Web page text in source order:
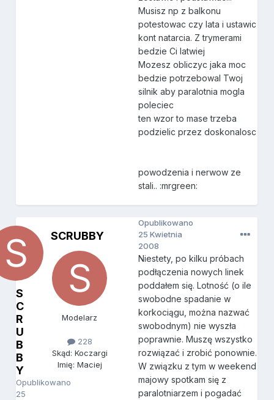
Musisz np z balkonu
potestowac czy lata i ustawic
kont natarcia. Z trymerami
bedzie Ci latwiej
Mozesz obliczyc jaka moc
bedzie potrzebowal Twoj
silnik aby paralotnia mogla
poleciec
ten wzor to mase trzeba
podzielic przez doskonalosc
powodzenia i nerwow ze
stali.. :mrgreen:
S
C
R
U
B
B
Y
Opublikowano
25
SCRUBBY
Modelarz
228
Skąd: Koczargi
Imię: Maciej
Opublikowano
25 Kwietnia
2008
Niestety, po kilku próbach
podłączenia nowych linek
poddałem się. Lotność (o ile
swobodne spadanie w
korkociągu, można nazwać
swobodnym) nie wyszła
poprawnie. Muszę wszystko
rozwiązać i zrobić ponownie.
W związku z tym w weekend
majowy spotkam się z
paralotniarzem i pogadać